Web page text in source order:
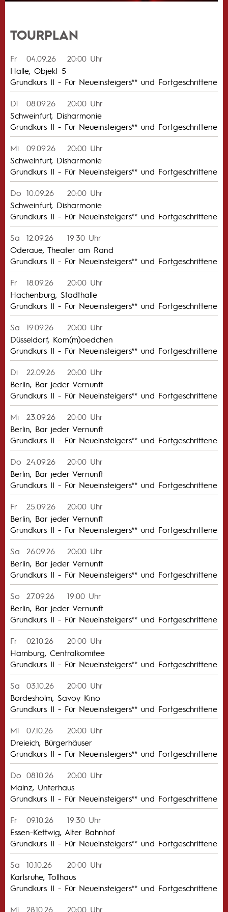
TOURPLAN
Fr 04.09.26
20:00 Uhr
Halle, Objekt 5
Grundkurs II - Für Neueinsteigers** und Fortgeschrittene
Di
08.09.26
20:00 Uhr
Schweinfurt, Disharmonie
Grundkurs II - Für Neueinsteigers** und Fortgeschrittene
Mi
09.09.26
20:00 Uhr
Schweinfurt, Disharmonie
Grundkurs II - Für Neueinsteigers** und Fortgeschrittene
Do 10.09.26
20:00 Uhr
Schweinfurt, Disharmonie
Grundkurs II - Für Neueinsteigers** und Fortgeschrittene
Sa
12.09.26
19:30 Uhr
Oderaue, Theater am Rand
Grundkurs II - Für Neueinsteigers** und Fortgeschrittene
Fr
18.09.26
20:00 Uhr
Hachenburg, Stadthalle
Grundkurs II - Für Neueinsteigers** und Fortgeschrittene
Sa
19.09.26
20:00 Uhr
Düsseldorf, Kom(m)oedchen
Grundkurs II - Für Neueinsteigers** und Fortgeschrittene
Di
22.09.26
20:00 Uhr
Berlin, Bar jeder Vernunft
Grundkurs II - Für Neueinsteigers** und Fortgeschrittene
Mi
23.09.26
20:00 Uhr
Berlin, Bar jeder Vernunft
Grundkurs II - Für Neueinsteigers** und Fortgeschrittene
Do 24.09.26
20:00 Uhr
Berlin, Bar jeder Vernunft
Grundkurs II - Für Neueinsteigers** und Fortgeschrittene
Fr
25.09.26
20:00 Uhr
Berlin, Bar jeder Vernunft
Grundkurs II - Für Neueinsteigers** und Fortgeschrittene
Sa
26.09.26
20:00 Uhr
Berlin, Bar jeder Vernunft
Grundkurs II - Für Neueinsteigers** und Fortgeschrittene
So
27.09.26
19:00 Uhr
Berlin, Bar jeder Vernunft
Grundkurs II - Für Neueinsteigers** und Fortgeschrittene
Fr
02.10.26
20:00 Uhr
Hamburg, Centralkomitee
Grundkurs II - Für Neueinsteigers** und Fortgeschrittene
Sa
03.10.26
20:00 Uhr
Bordesholm, Savoy Kino
Grundkurs II - Für Neueinsteigers** und Fortgeschrittene
Mi
07.10.26
20:00 Uhr
Dreieich, Bürgerhäuser
Grundkurs II - Für Neueinsteigers** und Fortgeschrittene
Do 08.10.26
20:00 Uhr
Mainz, Unterhaus
Grundkurs II - Für Neueinsteigers** und Fortgeschrittene
Fr
09.10.26
19:30 Uhr
Essen-Kettwig, Alter Bahnhof
Grundkurs II - Für Neueinsteigers** und Fortgeschrittene
Sa
10.10.26
20:00 Uhr
Karlsruhe, Tollhaus
Grundkurs II - Für Neueinsteigers** und Fortgeschrittene
Mi
28.10.26 20:00 Uhr